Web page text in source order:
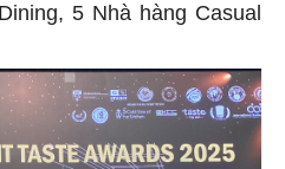
5 Nhà hàng Casual